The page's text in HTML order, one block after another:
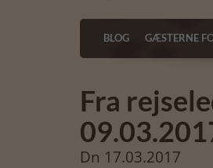
BLOG GÆSTERNE
Fra
Dn 17.03.2017